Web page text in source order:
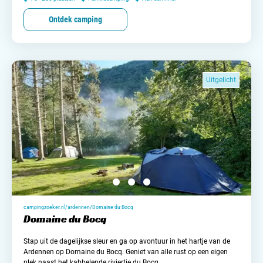
Ontdek camping
Uitgelicht
campingzoeker.nl/ardennen/Domaine-du-Bocq
Domaine du Bocq
Stap uit de dagelijkse sleur en ga op avontuur in het hartje van de
Ardennen op Domaine du Bocq. Geniet van alle rust op een eigen